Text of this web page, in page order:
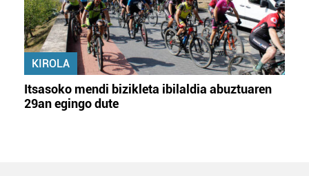
KIROLA
Itsasoko mendi bizikleta ibilaldia abuztuaren
29an egingo dute